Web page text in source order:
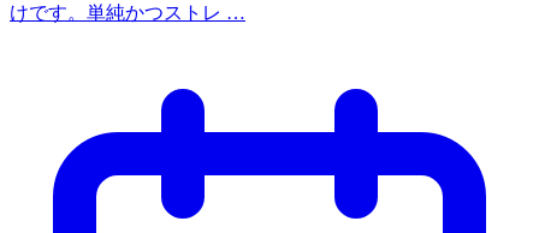
けです。単純かつストレ …